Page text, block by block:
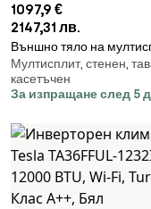
1097,9 €
2147,31 лв.
Външно тяло на
система Nippon N40E-
Q, 28000 BTU, 57 м2,
32, Бял
Мултисплит, стенен,
касетъчен
За изпращане след 5